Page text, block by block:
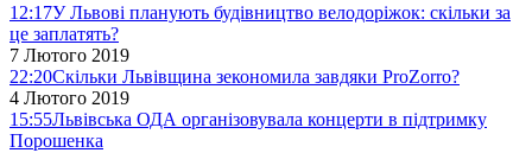
12:17У Львові планують будівництво велодоріжок: скільки за
це заплатять?
7 Лютого 2019
22:20Скільки Львівщина зекономила завдяки ProZorro?
4 Лютого 2019
15:55Львівська ОДА організовувала концерти в підтримку
Порошенка